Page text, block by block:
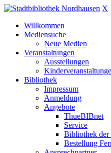
X
Willkommen
Mediensuche
Neue Medien
Veranstaltungen
Ausstellungen
Bibliothek
Impressum
Anmeldung
Angebote
ThueBIBnet
Service
Bibliothek der
Bestellung